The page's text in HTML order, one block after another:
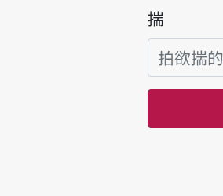
揣